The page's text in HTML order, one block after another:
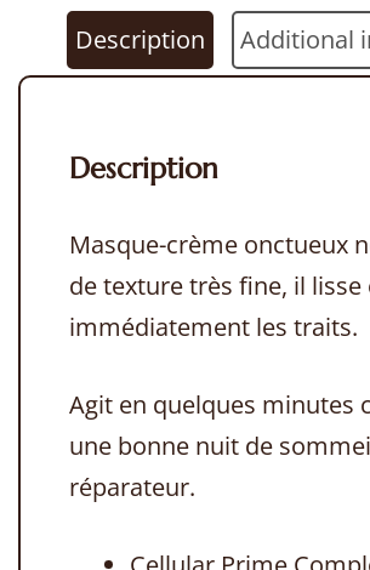
Description Additional
Description
Masque-crème onctueux
de texture très fine, il lisse
immédiatement les traits.
Agit en quelques minutes
une bonne nuit de
réparateur.